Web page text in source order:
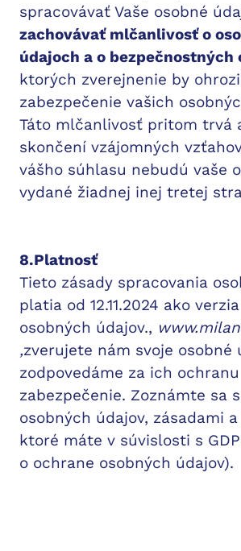
spracovávať Vaše osobné
zachovávať mlčanlivosť o
údajoch a o bezpečnostných
ktorých zverejnenie by
zabezpečenie vašich
Táto mlčanlivosť pritom trvá
skončení vzájomných
vášho súhlasu nebudú vaše
vydané žiadnej inej tretej
8.Platnosť
Tieto zásady spracovania
platia od 12.11.2024 ako
osobných údajov.,
,zverujete nám svoje osobné
zodpovedáme za ich
zabezpečenie. Zoznámte sa
osobných údajov, zásadami
ktoré máte v súvislosti s
o ochrane osobných údajov).